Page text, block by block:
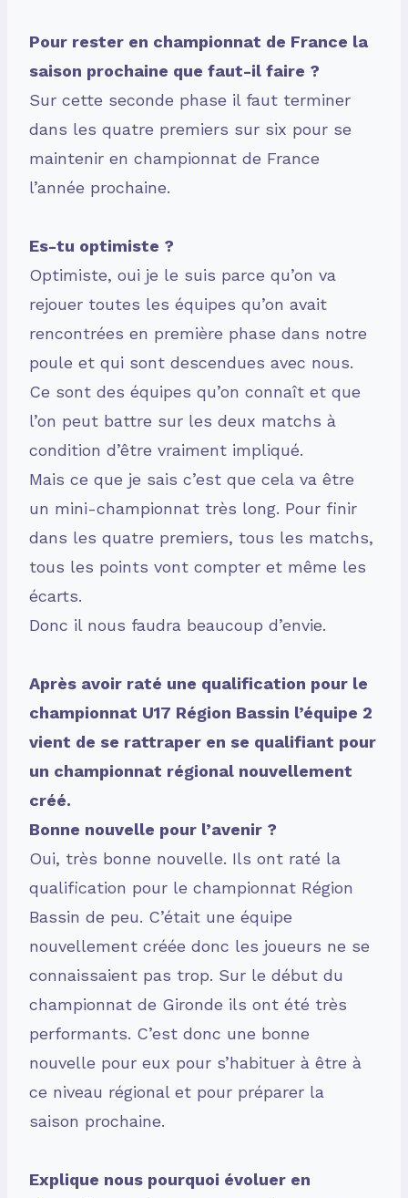
Pour rester en championnat de France la
saison prochaine que faut-il faire ?
Sur cette seconde phase il faut terminer
dans les quatre premiers sur six pour se
maintenir en championnat de France
l’année prochaine.
Es-tu optimiste ?
Optimiste, oui je le suis parce qu’on va
rejouer toutes les équipes qu’on avait
rencontrées en première phase dans notre
poule et qui sont descendues avec nous.
Ce sont des équipes qu’on connaît et que
l’on peut battre sur les deux matchs à
condition d’être vraiment impliqué.
Mais ce que je sais c’est que cela va être
un mini-championnat très long. Pour finir
dans les quatre premiers, tous les matchs,
tous les points vont compter et même les
écarts.
Donc il nous faudra beaucoup d’envie.
Après avoir raté une qualification pour le
championnat U17 Région Bassin l’équipe 2
vient de se rattraper en se qualifiant pour
un championnat régional nouvellement
créé.
Bonne nouvelle pour l’avenir ?
Oui, très bonne nouvelle. Ils ont raté la
qualification pour le championnat Région
Bassin de peu. C’était une équipe
nouvellement créée donc les joueurs ne se
connaissaient pas trop. Sur le début du
championnat de Gironde ils ont été très
performants. C’est donc une bonne
nouvelle pour eux pour s’habituer à être à
ce niveau régional et pour préparer la
saison prochaine.
Explique nous pourquoi évoluer en